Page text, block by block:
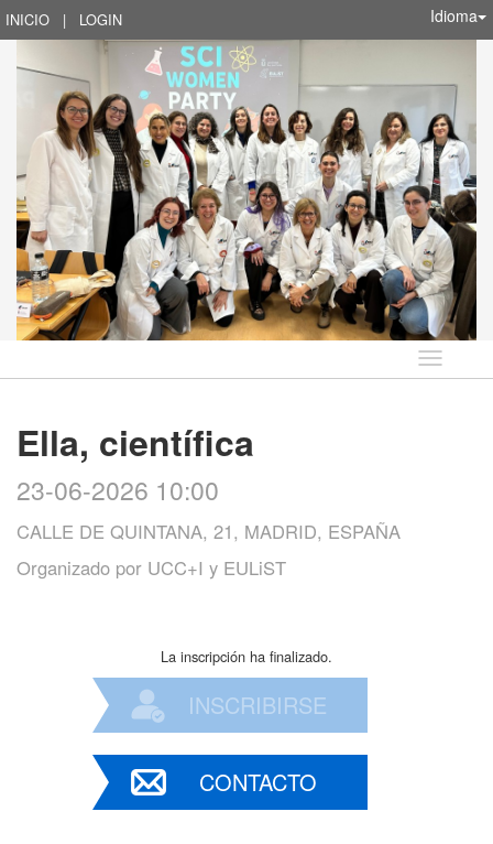
INICIO | LOGIN Idioma
Idioma
Ella, científica
23-06-2026 10:00
CALLE DE QUINTANA, 21, MADRID, ESPAÑA
Organizado por UCC+I y EULiST
La inscripción ha finalizado.
INSCRIBIRSE
CONTACTO